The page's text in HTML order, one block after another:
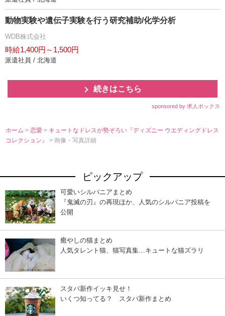
動物実験や遺伝子実験を行う研究補助/化学分析
WDB株式会社
時給1,400円～1,500円
派遣社員 / 北海道
続きはこちら
sponsored by 求人ボックス
ホーム >恋愛> キュートなドレスが勢ぞろい『ディズニー ウエディングドレス
コレクション』> 画像・写真詳細
ピックアップ
可愛いシルバニアまとめ
『鬼滅の刃』の再現ほか、人気のシルバニア投稿を
公開
癒やしの猫まとめ
人気タレント猫、猫写真集…キュートな猫ズラリ
スタバ新作イッキ見せ！
いくつ知ってる？ スタバ新作まとめ